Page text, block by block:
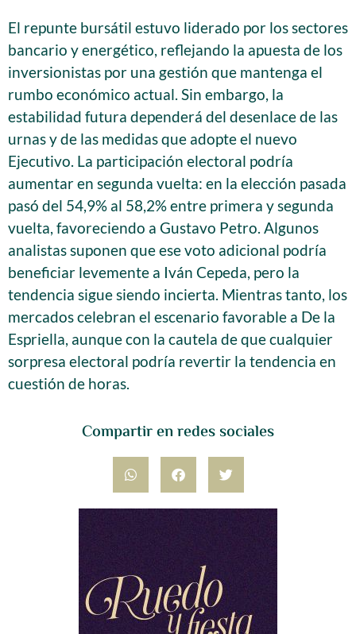
Compartir en redes sociales
El repunte bursátil estuvo liderado por los sectores
bancario y energético, reflejando la apuesta de los
inversionistas por una gestión que mantenga el
rumbo económico actual. Sin embargo, la
estabilidad futura dependerá del desenlace de las
urnas y de las medidas que adopte el nuevo
Ejecutivo. La participación electoral podría
aumentar en segunda vuelta: en la elección pasada
pasó del 54,9% al 58,2% entre primera y segunda
vuelta, favoreciendo a Gustavo Petro. Algunos
analistas suponen que ese voto adicional podría
beneficiar levemente a Iván Cepeda, pero la
tendencia sigue siendo incierta. Mientras tanto, los
mercados celebran el escenario favorable a De la
Espriella, aunque con la cautela de que cualquier
sorpresa electoral podría revertir la tendencia en
cuestión de horas.